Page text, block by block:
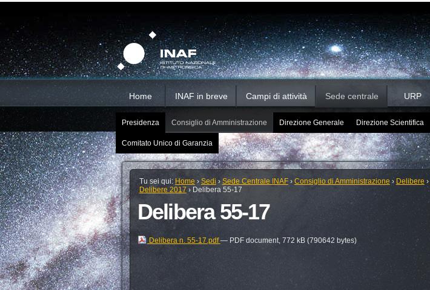
contenuti.
Salta
alla
navigazione
Home INAF in breve Campi di attività Sede centrale URP
Presidenza Consiglio di Amministrazione Direzione Generale Direzione Scientifica
Comitato Unico di Garanzia
Tu sei qui: Home › Sedi › Sede Centrale INAF › Consiglio di Amministrazione › Delibere ›
Delibere 2017 › Delibera 55-17
Delibera 55-17
Delibera n. 55-17.pdf— PDF document, 772 kB (790642 bytes)